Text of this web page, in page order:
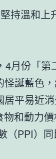
持溫和
月份「
誕藍色
平易近
和動力
（PPI）